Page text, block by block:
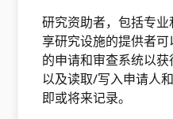
研究资助者，包括专
享研究设施的提供者
的申请和审查系统以
以及读取/写入申请人
即或将来记录。